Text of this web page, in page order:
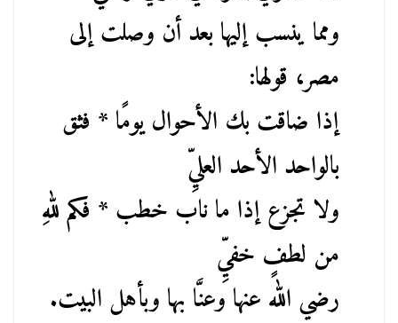
ومما ينسب إليها بعد أن وصلت إلى
مصر، قولها:
إذا ضاقت بك الأحوال يومًا * فثق
بالواحد الأحد العليِّ
ولا تجزع إذا ما ناب خطب * فكم للهِ
من لطفٍ خفيِّ
رضي الله عنها وعنَّا بها وبأهل البيت.